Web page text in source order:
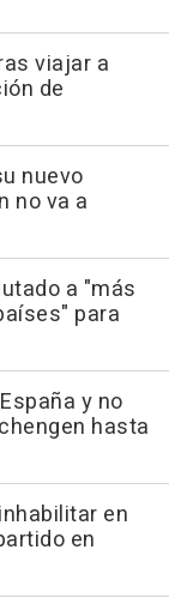
viajar a
de
nuevo
no va a
a "más
para
y no
hasta
en
en